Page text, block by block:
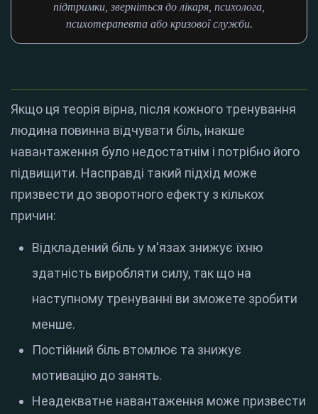
підтримки, зверніться до лікаря, психолога,
психотерапевта або кризової служби.
Якщо ця теорія вірна, після кожного тренування
людина повинна відчувати біль, інакше
навантаження було недостатнім і потрібно його
підвищити. Насправді такий підхід може
призвести до зворотного ефекту з кількох
причин:
Відкладений біль у м'язах знижує їхню
здатність виробляти силу, так що на
наступному тренуванні ви зможете зробити
менше.
Постійний біль втомлює та знижує
мотивацію до занять.
Неадекватне навантаження може призвести